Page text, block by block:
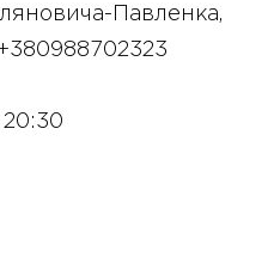
Павленка,